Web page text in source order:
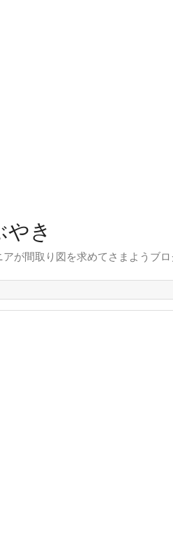
やき
が間取り図を求めてさまようブロ